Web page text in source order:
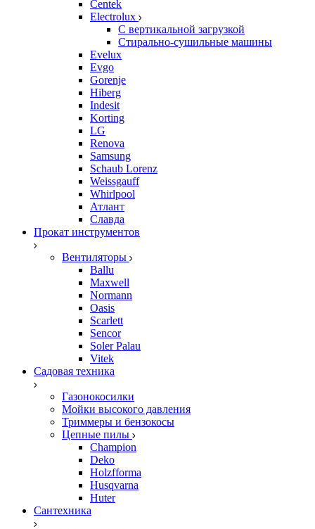
Centek
Electrolux
С вертикальной загрузкой
Стирально-сушильные машины
Evelux
Evgo
Gorenje
Hiberg
Indesit
Korting
LG
Renova
Samsung
Schaub Lorenz
Weissgauff
Whirlpool
Атлант
Славда
Прокат инструментов
Вентиляторы
Ballu
Maxwell
Normann
Oasis
Scarlett
Sencor
Soler Palau
Vitek
Садовая техника
Газонокосилки
Мойки высокого давления
Триммеры и бензокосы
Цепные пилы
Champion
Deko
Holzfforma
Husqvarna
Huter
Сантехника